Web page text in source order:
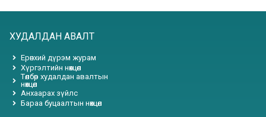
ХУДАЛДАН АВАЛТ
Ерөнхий дүрэм журам
Хүргэлтийн нөхцөл
Төлбөр худалдан авалтын
нөхцөл
Анхаарах зүйлс
Бараа буцаалтын нөхцөл